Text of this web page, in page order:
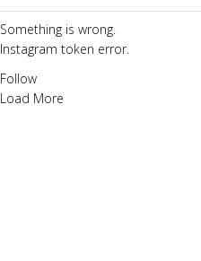
Something is wrong.
Instagram token error.
Follow
Load More